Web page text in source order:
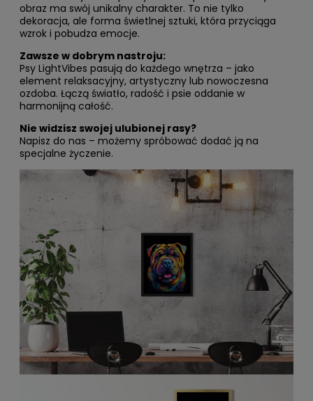
obraz ma swój unikalny charakter. To nie tylko
dekoracja, ale forma świetlnej sztuki, która przyciąga
wzrok i pobudza emocje.
Zawsze w dobrym nastroju:
Psy LightVibes pasują do każdego wnętrza – jako
element relaksacyjny, artystyczny lub nowoczesna
ozdoba. Łączą światło, radość i psie oddanie w
harmonijną całość.
Nie widzisz swojej ulubionej rasy?
Napisz do nas – możemy spróbować dodać ją na
specjalne życzenie.